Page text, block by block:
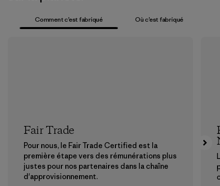
Comment c’est fabriqué Où c’est fabriqué
Fair Trade
Pour nous, le Fair Trade Certified est la
première étape vers des rémunérations plus
justes pour nos partenaires dans la chaîne
d'approvisionnement.